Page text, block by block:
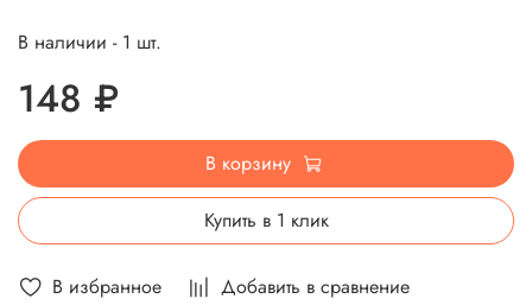
В избранное Добавить в сравнение
В наличии - 1 шт.
148 ₽
В корзину
Купить в 1 клик